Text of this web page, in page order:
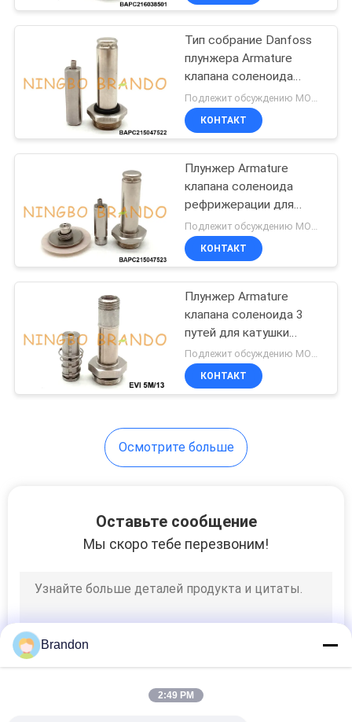
Пневматические
цилиндры воздуха
233
Самосмазчик
регулятора
фильтра
109
катушка клапана
Разъем катушки
соленоида
Тип собрание Danfoss
плунжера Armature
клапана соленоида
рефрижерации EVR
КОНТАКТ
Плунжер Armature
клапана соленоида
рефрижерации для
Danfoss EVR 10 15 20
22
КОНТАКТ
Плунжер Armature
клапана соленоида 3
путей для катушки
AMISCO EVI 5M/13
Подлежит обсуждению MOQ:1 набор
КОНТАКТ
Осмотрите больше
Оставьте сообщение
Мы скоро тебе перезвоним!
Brandon
2:49 PM